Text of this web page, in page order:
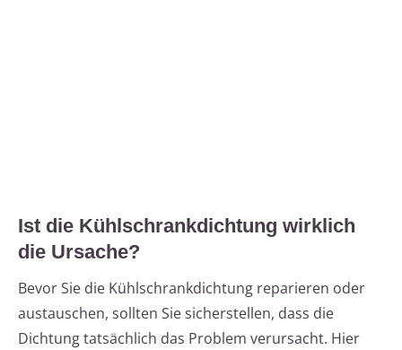
Ist die Kühlschrankdichtung wirklich
die Ursache?
Bevor Sie die Kühlschrankdichtung reparieren oder
austauschen, sollten Sie sicherstellen, dass die
Dichtung tatsächlich das Problem verursacht. Hier